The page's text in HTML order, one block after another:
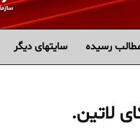
رسیده سايتهاى ديگر
لاتین.